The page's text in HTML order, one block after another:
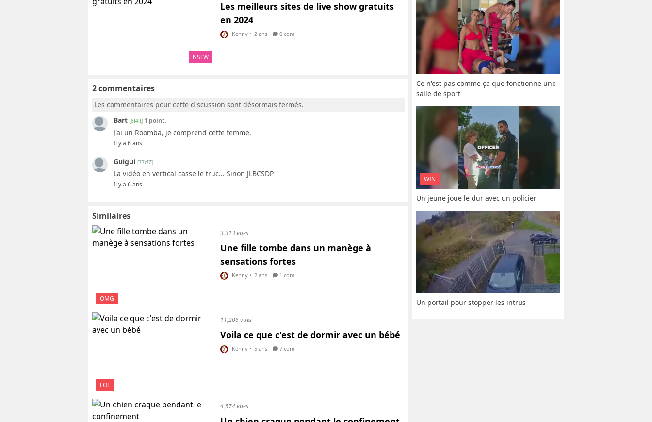
NSFW
Les meilleurs sites de live show gratuits
en 2024
Kenny • 2 ans 0 com
2 commentaires
Les commentaires pour cette discussion sont désormais fermés.
Bart [8f4!f] 1 point.
J'ai un Roomba, je comprend cette femme.
Il y a 6 ans
Guigui [77c!7]
La vidéo en vertical casse le truc... Sinon JLBCSDP
Il y a 6 ans
Similaires
OMG
3,313 vues
Une fille tombe dans un manège à
sensations fortes
Kenny • 2 ans 1 com
LOL
11,206 vues
Voila ce que c'est de dormir avec un bébé
Kenny • 5 ans 7 com
4,574 vues
Ce n'est pas comme ça que fonctionne une
salle de sport
WIN
Un jeune joue le dur avec un policier
Un portail pour stopper les intrus